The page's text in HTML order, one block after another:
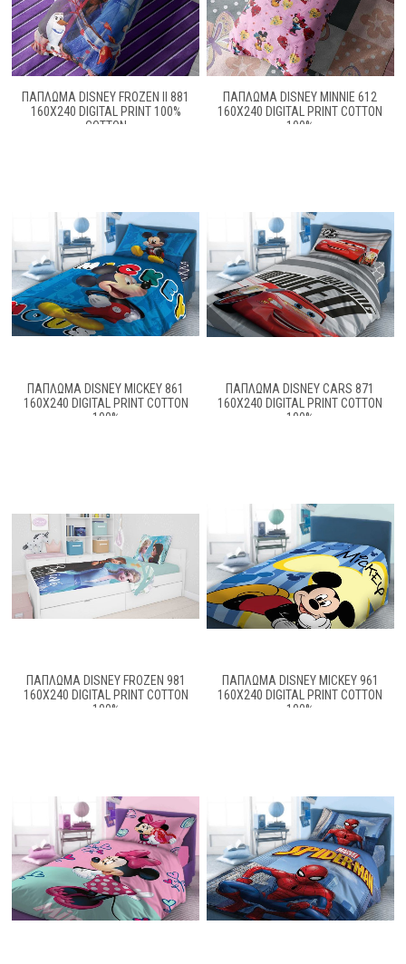
ΠΑΠΛΩΜΑ DISNEY FROZEN II 881
160X240 DIGITAL PRINT 100%
COTTON
ΠΑΠΛΩΜΑ DISNEY MINNIE 612
160X240 DIGITAL PRINT COTTON
100%
ΠΑΠΛΩΜΑ DISNEY MICKEY 861
160X240 DIGITAL PRINT COTTON
100%
ΠΑΠΛΩΜΑ DISNEY CARS 871
160X240 DIGITAL PRINT COTTON
100%
ΠΑΠΛΩΜΑ DISNEY FROZEN 981
160X240 DIGITAL PRINT COTTON
100%
ΠΑΠΛΩΜΑ DISNEY MICKEY 961
160X240 DIGITAL PRINT COTTON
100%